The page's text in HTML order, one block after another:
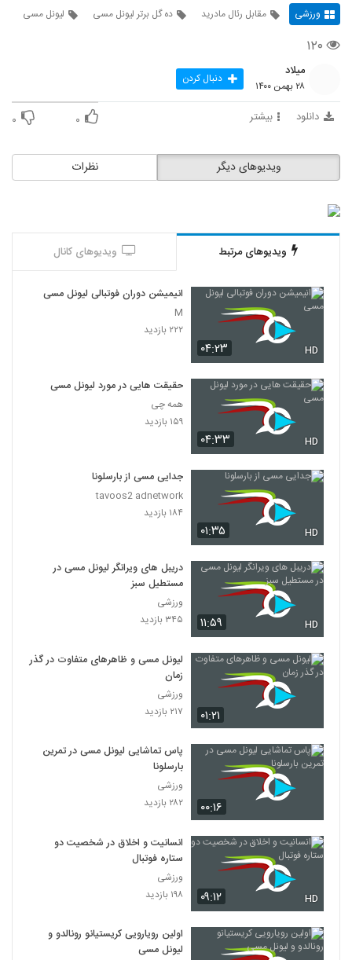
ورزشی مقابل رئال مادرید ده گل برتر لیونل مسی لیونل مسی
۱۲۰
میلاد
۲۸ بهمن ۱۴۰۰ دنبال کردن
دانلود بیشتر ۰ ۰
نظرات ویدیوهای دیگر
ویدیوهای مرتبط ویدیوهای کانال
۰۴:۲۳ HD
انیمیشن دوران فوتبالی لیونل مسی
M
۲۲۲ بازدید
۰۴:۳۳ HD
حقیقت هایی در مورد لیونل مسی
همه چی
۱۵۹ بازدید
۰۱:۳۵ HD
جدایی مسی از بارسلونا
tavoos2 adnetwork
۱۸۴ بازدید
۱۱:۵۹ HD
دریبل های ویرانگر لیونل مسی در
مستطیل سبز
ورزشی
۳۴۵ بازدید
۰۱:۲۱
لیونل مسی و ظاهرهای متفاوت در گذر
زمان
ورزشی
۲۱۷ بازدید
۰۰:۱۶
پاس تماشایی لیونل مسی در تمرین
بارسلونا
ورزشی
۲۸۲ بازدید
۰۹:۱۲ HD
انسانیت و اخلاق در شخصیت دو
ستاره فوتبال
ورزشی
۱۹۸ بازدید
اولین رویارویی کریستیانو رونالدو و
لیونل مسی